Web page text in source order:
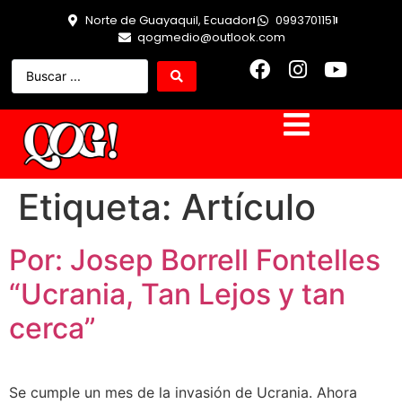
Norte de Guayaquil, Ecuador
0993701151
qogmedio@outlook.com
Etiqueta: Artículo
Por: Josep Borrell Fontelles
“Ucrania, Tan Lejos y tan
cerca”
Se cumple un mes de la invasión de Ucrania. Ahora